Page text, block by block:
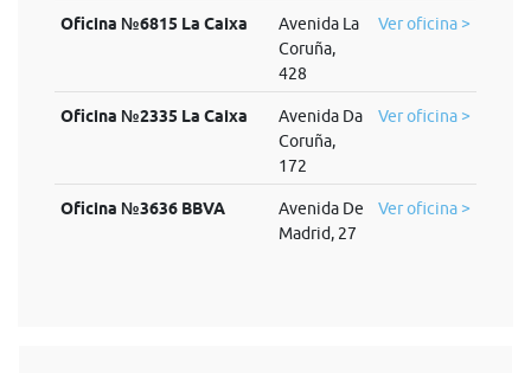
Oficina №6815 La Caixa
Avenida La
Coruña,
428
Ver oficina >
Oficina №2335 La Caixa
Avenida Da
Coruña,
172
Ver oficina >
Oficina №3636 BBVA
Avenida De
Madrid, 27
Ver oficina >